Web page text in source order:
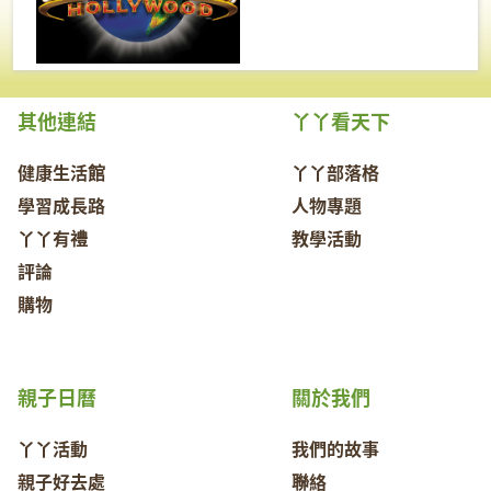
其他連結
健康生活館
學習成長路
丫丫有禮
評論
購物
丫丫看天下
丫丫部落格
人物專題
教學活動
關於我們
我們的故事
聯絡
親子日曆
丫丫活動
親子好去處